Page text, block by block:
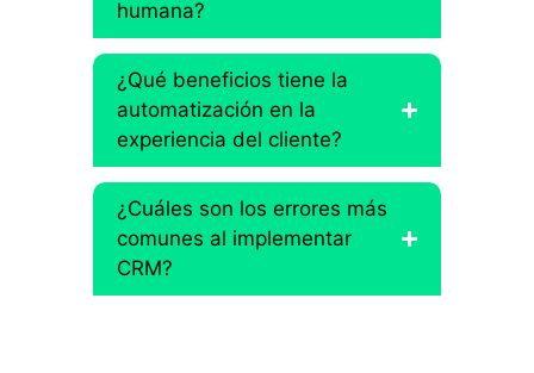
humana?
¿Qué beneficios tiene la
automatización en la
experiencia del cliente?
¿Cuáles son los errores más
comunes al implementar
CRM?